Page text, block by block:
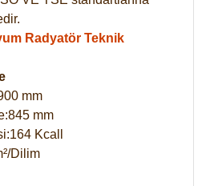
Radyatör Teknik
mm
mm
Kcall
Dilim